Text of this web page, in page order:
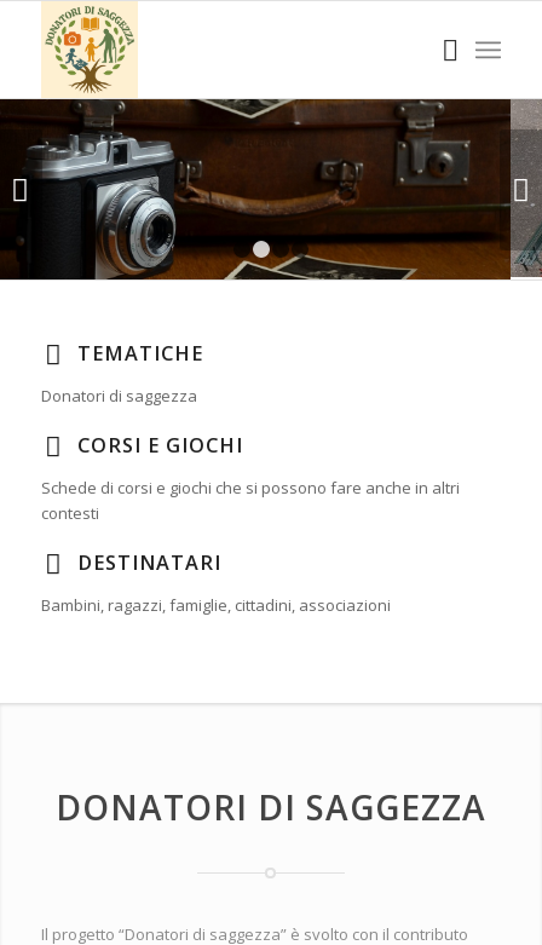
Succ
1
TEMATICHE
Donatori di saggezza
CORSI E GIOCHI
Schede di corsi e giochi che si possono fare anche in altri
contesti
DESTINATARI
Bambini, ragazzi, famiglie, cittadini, associazioni
DONATORI DI SAGGEZZA
Il progetto “Donatori di saggezza” è svolto con il contributo